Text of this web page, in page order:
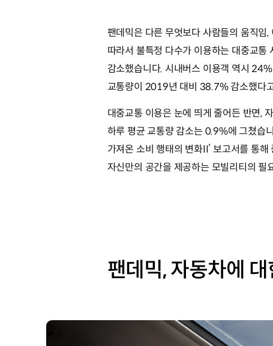
팬데믹은 다른 무엇보다 사람들의 움직임
따라서 불특정 다수가 이용하는 대중교
감소했습니다. 시내버스 이용객 역시
교통량이 2019년 대비 38.7% 감소했다
대중교통 이용은 눈에 띄게 줄어든 반면,
하루 평균 교통량 감소는 0.9%에 그쳤습
가져온 소비 행태의 변화II’ 보고서를 통
자신만의 공간을 제공하는 모빌리티의 필
팬데믹, 자동차에